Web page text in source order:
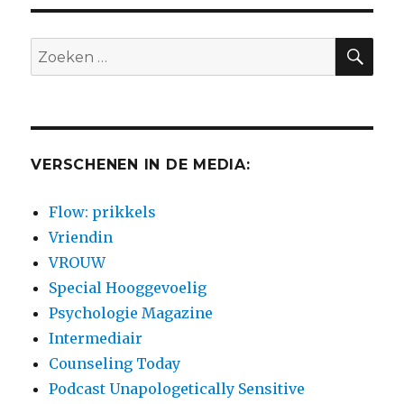
Zoeken
naar:
VERSCHENEN IN DE MEDIA:
Flow: prikkels
Vriendin
VROUW
Special Hooggevoelig
Psychologie Magazine
Intermediair
Counseling Today
Podcast Unapologetically Sensitive